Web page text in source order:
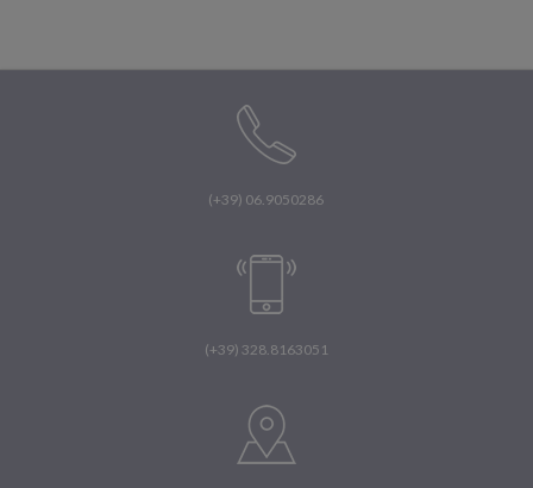
(+39) 06.9050286
(+39) 328.8163051